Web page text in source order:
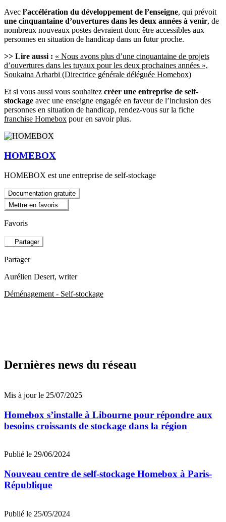
Avec l’accélération du développement de l’enseigne, qui prévoit
une cinquantaine d’ouvertures dans les deux années à venir, de
nombreux nouveaux postes devraient donc être accessibles aux
personnes en situation de handicap dans un futur proche.
>> Lire aussi : « Nous avons plus d’une cinquantaine de projets
d’ouvertures dans les tuyaux pour les deux prochaines années »,
Soukaina Arharbi (Directrice générale déléguée Homebox)
Et si vous aussi vous souhaitez créer une entreprise de self-
stockage avec une enseigne engagée en faveur de l’inclusion des
personnes en situation de handicap, rendez-vous sur la fiche
franchise Homebox pour en savoir plus.
HOMEBOX
HOMEBOX est une entreprise de self-stockage
Documentation gratuite
Mettre en favoris
Favoris
Partager
Partager
Aurélien Desert, writer
Déménagement - Self-stockage
Dernières news du réseau
Mis à jour le 25/07/2025
Homebox s’installe à Libourne pour répondre aux
besoins croissants de stockage dans la région
Publié le 29/06/2024
Nouveau centre de self-stockage Homebox à Paris-
République
Publié le 25/05/2024